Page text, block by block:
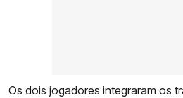
Os dois jogadores integraram os